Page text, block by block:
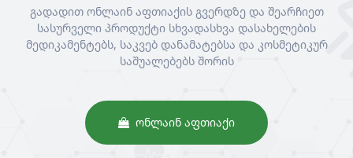
გადადით ონლაინ აფთიაქის გვერდზე და შეარჩიეთ
სასურველი პროდუქტი სხვადასხვა დასახელების
მედიკამენტებს, საკვებ დანამატებსა და კოსმეტიკურ
საშუალებებს შორის
ᲝᲜᲚᲐᲘᲜ ᲐᲤᲗᲘᲐᲥᲘ